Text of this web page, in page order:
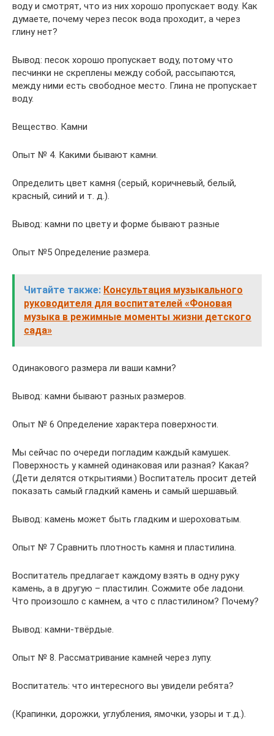
воду и смотрят, что из них хорошо пропускает воду. Как
думаете, почему через песок вода проходит, а через
глину нет?
Вывод: песок хорошо пропускает воду, потому что
песчинки не скреплены между собой, рассыпаются,
между ними есть свободное место. Глина не пропускает
воду.
Вещество. Камни
Опыт № 4. Какими бывают камни.
Определить цвет камня (серый, коричневый, белый,
красный, синий и т. д.).
Вывод: камни по цвету и форме бывают разные
Опыт №5 Определение размера.
Читайте также: Консультация музыкального
руководителя для воспитателей «Фоновая
музыка в режимные моменты жизни детского
сада»
Одинакового размера ли ваши камни?
Вывод: камни бывают разных размеров.
Опыт № 6 Определение характера поверхности.
Мы сейчас по очереди погладим каждый камушек.
Поверхность у камней одинаковая или разная? Какая?
(Дети делятся открытиями.) Воспитатель просит детей
показать самый гладкий камень и самый шершавый.
Вывод: камень может быть гладким и шероховатым.
Опыт № 7 Сравнить плотность камня и пластилина.
Воспитатель предлагает каждому взять в одну руку
камень, а в другую – пластилин. Сожмите обе ладони.
Что произошло с камнем, а что с пластилином? Почему?
Вывод: камни-твёрдые.
Опыт № 8. Рассматривание камней через лупу.
Воспитатель: что интересного вы увидели ребята?
(Крапинки, дорожки, углубления, ямочки, узоры и т.д.).